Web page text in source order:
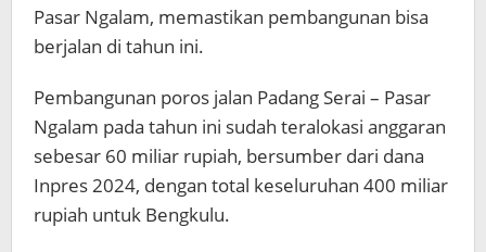
Pasar Ngalam, memastikan pembangunan bisa
berjalan di tahun ini.
Pembangunan poros jalan Padang Serai – Pasar
Ngalam pada tahun ini sudah teralokasi anggaran
sebesar 60 miliar rupiah, bersumber dari dana
Inpres 2024, dengan total keseluruhan 400 miliar
rupiah untuk Bengkulu.